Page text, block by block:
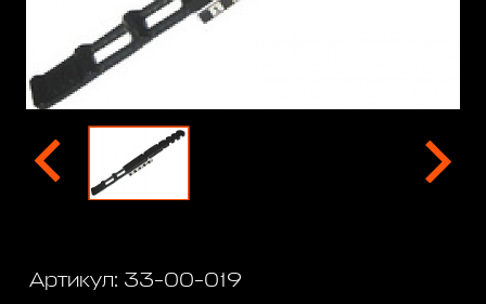
Артикул: 33-00-019